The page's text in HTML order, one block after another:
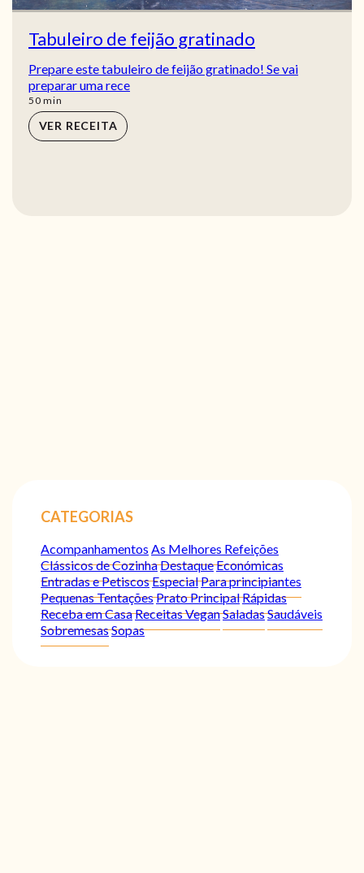
Tabuleiro de feijão gratinado
Prepare este tabuleiro de feijão gratinado! Se vai
preparar uma rece
50min
min
VER RECEITA
CATEGORIAS
Acompanhamentos As Melhores Refeições
Clássicos de CozinhaDestaqueEconómicas
Entradas e PetiscosEspecialPara principiantes
Pequenas TentaçõesPrato PrincipalRápidas
Receba em CasaReceitas VeganSaladasSaudáveis
SobremesasSopas